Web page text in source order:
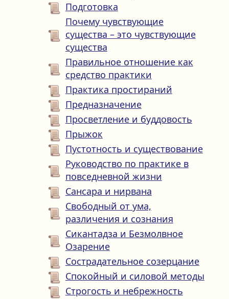
Подготовка
Почему чувствующие
существа – это чувствующие
существа
Правильное отношение как
средство практики
Практика простираний
Предназначение
Просветление и буддовость
Прыжок
Пустотность и существование
Руководство по практике в
повседневной жизни
Сансара и нирвана
Свободный от ума,
различения и сознания
Сикантадза и Безмолвное
Озарение
Сострадательное созерцание
Спокойный и силовой методы
Строгость и небрежность